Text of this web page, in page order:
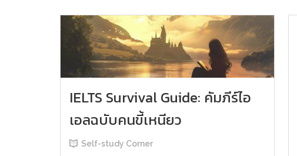
IELTS Survival Guide: คัมภีร์ไอ
เอลฉบับคนขี้เหนียว
Self-study Corner